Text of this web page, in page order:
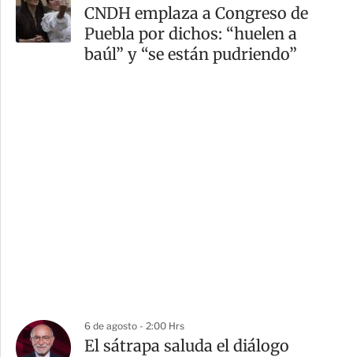
CNDH emplaza a Congreso de
Puebla por dichos: “huelen a
baúl” y “se están pudriendo”
6 de agosto - 2:00 Hrs
El sátrapa saluda el diálogo